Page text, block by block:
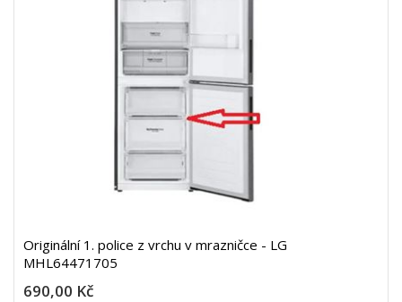
Originální 1. police z vrchu v mrazničce - LG
MHL64471705
690,00 Kč